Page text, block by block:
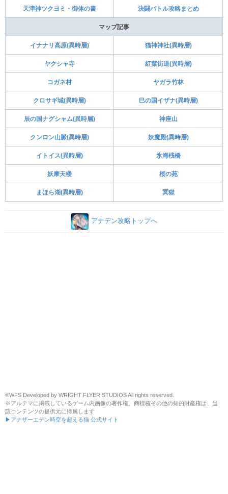
天津神ツクヨミ・御体の書 決闘バトル攻略まとめ
マップ記事
イナナリ高原(異時層) 猫神神社(異時層)
ヤクシャ寺 紅葉街道(異時層)
コガネ村 ヤガラ竹林
クロサギ城(異時層) 巳の国イザナ(異時層)
辰の国ナグシャム(異時層) 神座山
クンロン山脈(異時層) 妖魔殿(異時層)
イトイス(異時層) 氷海桟橋
妖摩天楼 桜の苑
まほら湖(異時層) 冥獄
アナデン攻略トップへ
©WFS Developed by WRIGHT FLYER STUDIOS All rights reserved.
※アルテマに掲載しているゲーム内画像の著作権、商標権その他の知的財産権は、当
該コンテンツの提供元に帰属します
▶アナザーエデン時空を超える猫 公式サイト